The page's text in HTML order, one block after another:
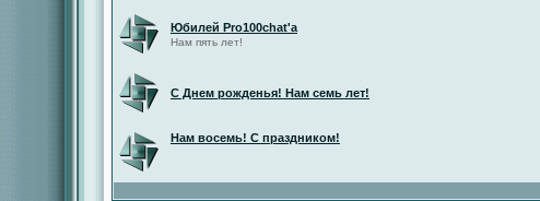
Юбилей Pro100chat'а
Нам пять лет!
С Днем рожденья! Нам семь лет!
Нам восемь! С праздником!